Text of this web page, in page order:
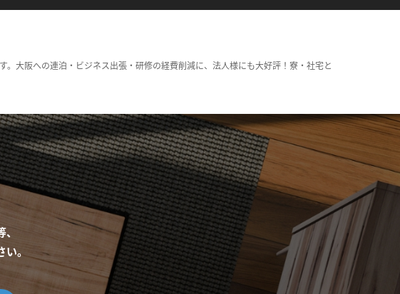
大阪への連泊・ビジネス出張・研修の経費削減に、法人様にも大好評！寮・社宅と
。